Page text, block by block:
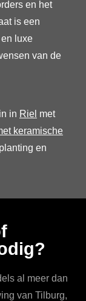
en het
is een
luxe
van de
in Riel met
keramische
en
al meer dan
van Tilburg,